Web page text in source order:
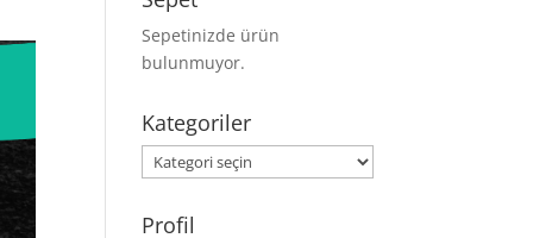
Sepetinizde ürün
bulunmuyor.
Kategoriler
Kategoriler
Profil